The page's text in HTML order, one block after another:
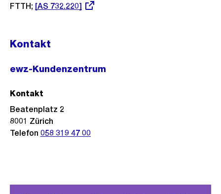
FTTH; Externer
[AS 732.220]
Kontakt
ewz-Kundenzentrum
Kontakt
Beatenplatz 2
8001 Zürich
Telefon 058 319 47 00